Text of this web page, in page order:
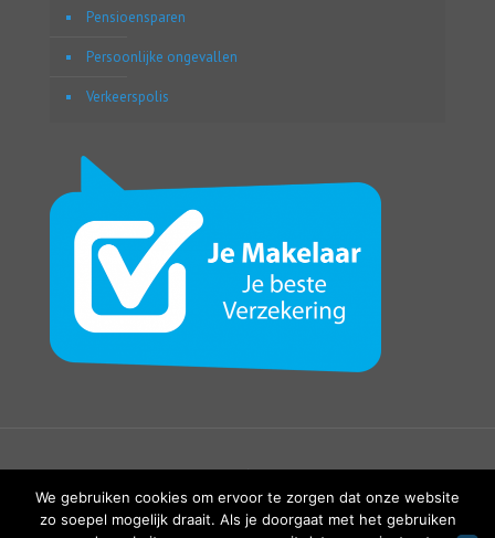
Pensioensparen
Persoonlijke ongevallen
Verkeerspolis
2017 © copyright Webassur.be - Powered byModulink.be -
We gebruiken cookies om ervoor te zorgen dat onze website
zo soepel mogelijk draait. Als je doorgaat met het gebruiken